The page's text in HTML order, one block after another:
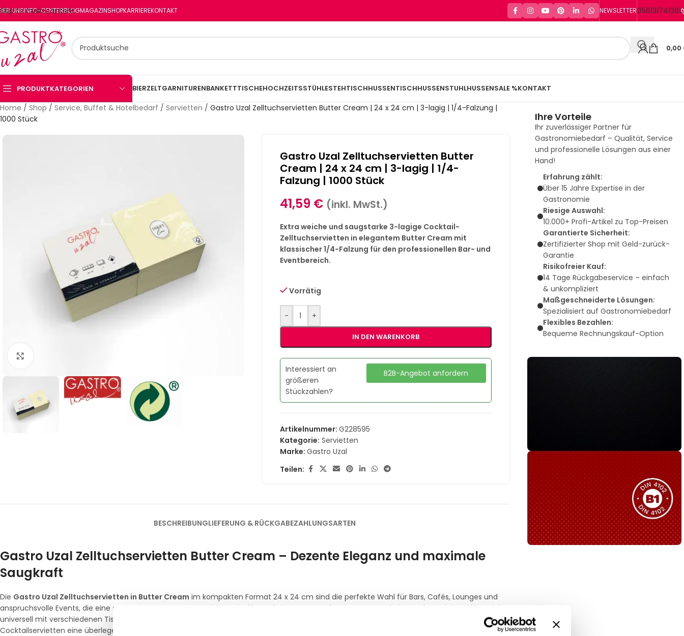
Skip to main content
UNSINFO-CENTERBLOGMAGAZINSHOPKARRIEREKONTAKT NEWSLETTER056131741361
0,00
PRODUKTKATEGORIEN BIERZELTGARNITURENBANKETTTISCHEHOCHZEITSSTÜHLESTEHTISCHHUSSENTISCHHUSSENSTUHLHUSSENSALE %KONTAKT
Home / Shop / Service, Buffet & Hotelbedarf / Servietten / Gastro Uzal Zelltuchservietten Butter Cream | 24 x 24 cm | 3-lagig | 1/4-Falzung |
1000 Stück
Gastro Uzal Zelltuchservietten Butter
Cream | 24 x 24 cm | 3-lagig | 1/4-
Falzung | 1000 Stück
41,59 € (inkl. MwSt.)
Extra weiche und saugstarke 3-lagige Cocktail-
Zelltuchservietten in elegantem Butter Cream mit
klassischer 1/4-Falzung für den professionellen Bar- und
Eventbereich.
Vorrätig
- +
IN DEN WARENKORB
Interessiert an
größeren
Stückzahlen?
B2B-Angebot anfordern
Artikelnummer:G228595
Kategorie: Servietten
Marke:Gastro Uzal
Teilen:
BESCHREIBUNGLIEFERUNG & RÜCKGABEZAHLUNGSARTEN
Gastro Uzal Zelltuchservietten Butter Cream – Dezente Eleganz und maximale
Saugkraft
Die Gastro Uzal Zelltuchservietten in Butter Cream im kompakten Format 24 x 24 cm sind die perfekte Wahl für Bars, Cafés, Lounges und
anspruchsvolle Events, die eine stilvolle und warme Atmosphäre schaffen möchten. Der sanfte Cremeton wirkt besonders edel und lässt sich
universell mit verschiedenen Tischkonzepten kombinieren. Gefertigt aus hochwertigem,
Cocktailservietten eine überlegene Saugfähigkeit und eine besonders weiche Haptik. Bei
liefern wir Ihnen Gastronomiebedarf, der
Ihre Vorteile
Ihr zuverlässiger Partner für
Gastronomiebedarf – Qualität, Service
und professionelle Lösungen aus einer
Hand!
Erfahrung zählt:
Über 15 Jahre Expertise in der
Gastronomie
Riesige Auswahl:
10.000+ Profi-Artikel zu Top-Preisen
Garantierte Sicherheit:
Zertifizierter Shop mit Geld-zurück-
Garantie
Risikofreier Kauf:
14 Tage Rückgabeservice – einfach
& unkompliziert
Maßgeschneiderte Lösungen:
Spezialisiert auf Gastronomiebedarf
Flexibles Bezahlen:
Bequeme Rechnungskauf-Option
Sie haben nicht das passende
Produkt gefunden?
Wir helfen Ihnen gerne weiter!